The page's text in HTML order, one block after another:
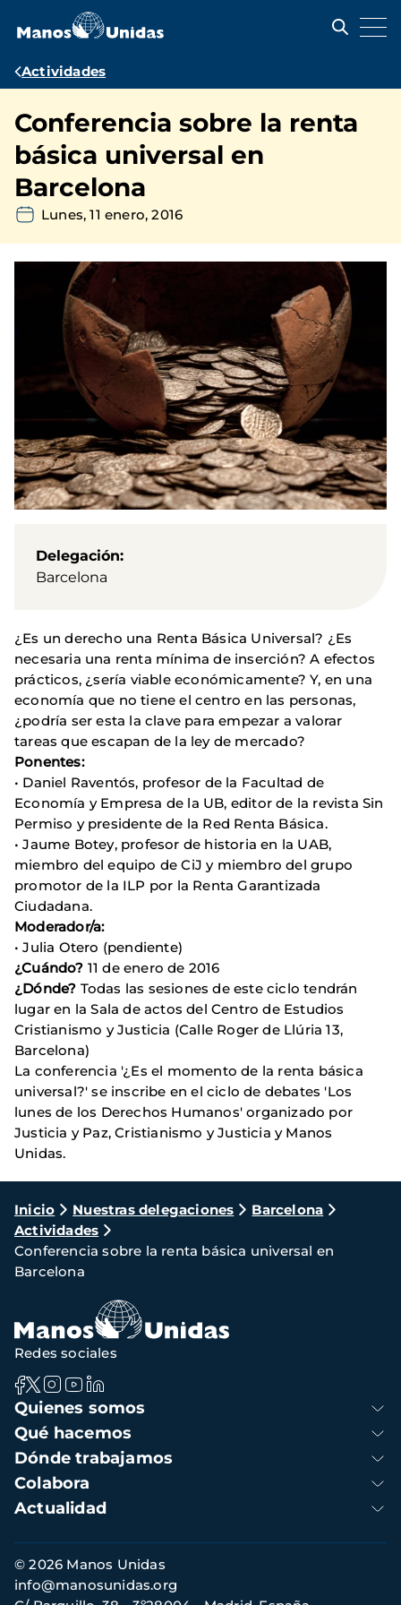
contenido
Ruta
navegación
Actividades
Conferencia sobre la renta
básica universal en
Barcelona
Lunes, 11 enero, 2016
Delegación
Barcelona
¿Es un derecho una Renta Básica Universal? ¿Es
necesaria una renta mínima de inserción? A efectos
prácticos, ¿sería viable económicamente? Y, en una
economía que no tiene el centro en las personas,
¿podría ser esta la clave para empezar a valorar
tareas que escapan de la ley de mercado?
Ponentes:
• Daniel Raventós, profesor de la Facultad de
Economía y Empresa de la UB, editor de la revista Sin
Permiso y presidente de la Red Renta Básica.
• Jaume Botey, profesor de historia en la UAB,
miembro del equipo de CiJ y miembro del grupo
promotor de la ILP por la Renta Garantizada
Ciudadana.
Moderador/a:
• Julia Otero (pendiente)
¿Cuándo? 11 de enero de 2016
¿Dónde? Todas las sesiones de este ciclo tendrán
lugar en la Sala de actos del Centro de Estudios
Cristianismo y Justicia (Calle Roger de Llúria 13,
Barcelona)
La conferencia '¿Es el momento de la renta básica
universal?' se inscribe en el ciclo de debates 'Los
lunes de los Derechos Humanos' organizado por
Justicia y Paz, Cristianismo y Justicia y Manos
Unidas.
Ruta
de
navegación
Inicio Nuestras delegaciones
Barcelona
Actividades
Conferencia sobre la renta básica universal en
Barcelona
Navegación
principal
Quienes somos
Qué hacemos
Dónde trabajamos
Colabora
Actualidad
Redes sociales
Información
de
contacto
© 2026 Manos Unidas
info@manosunidas.org